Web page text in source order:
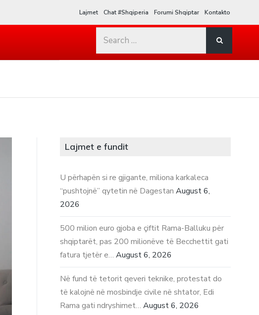
Lajmet Chat #Shqiperia Forumi Shqiptar Kontakto
Search
Lajmet e fundit
U përhapën si re gjigante, miliona karkaleca
“pushtojnë” qytetin në Dagestan August 6,
2026
500 milion euro gjoba e çiftit Rama-Balluku për
shqiptarët, pas 200 milionëve të Becchettit gati
fatura tjetër e… August 6, 2026
Në fund të tetorit qeveri teknike, protestat do
të kalojnë në mosbindje civile në shtator, Edi
Rama gati ndryshimet… August 6, 2026